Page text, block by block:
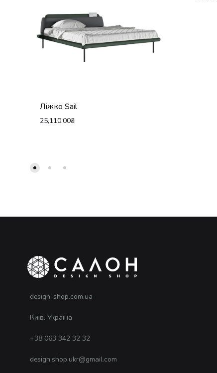
Ліжко Sail
25,110.00₴
design-shop.com.ua
Київ, Україна
+38 063 342 32 32
design.shop.ukr@gmail.com